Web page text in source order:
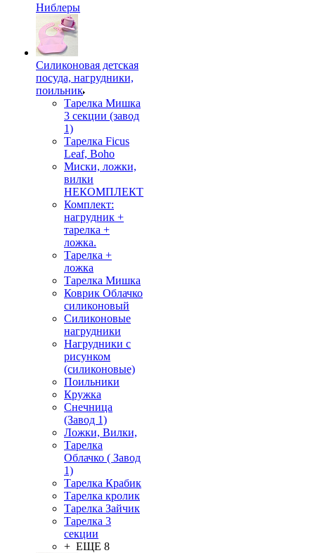
Ниблеры
Силиконовая детская
посуда, нагрудники,
поильник
Тарелка Мишка
3 секции (завод
1)
Тарелка Ficus
Leaf, Boho
Миски, ложки,
вилки
НЕКОМПЛЕКТ
Комплект:
нагрудник +
тарелка +
ложка.
Тарелка +
ложка
Тарелка Мишка
Коврик Облачко
силиконовый
Силиконовые
нагрудники
Нагрудники с
рисунком
(силиконовые)
Поильники
Кружка
Снечница
(Завод 1)
Ложки, Вилки,
Тарелка
Облачко ( Завод
1)
Тарелка Крабик
Тарелка кролик
Тарелка Зайчик
Тарелка 3
секции
+ ЕЩЕ 8